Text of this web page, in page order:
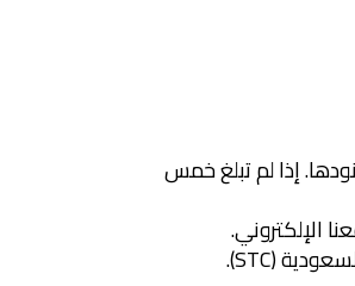
إذا لم تبلغ خمس